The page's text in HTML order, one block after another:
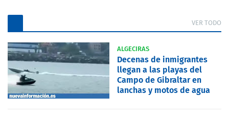
VER TODO
ALGECIRAS
Decenas de inmigrantes
llegan a las playas del
Campo de Gibraltar en
lanchas y motos de agua